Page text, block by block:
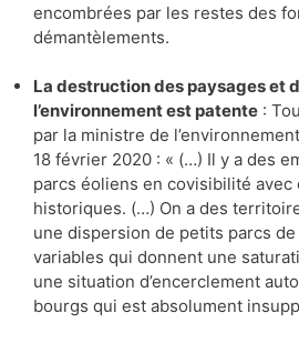
encombrées par les restes des
démantèlements.
La destruction des paysages et
l’environnement est patente :
par la ministre de
18 février 2020 : « (…) Il y a des
parcs éoliens en covisibilité avec
historiques. (…) On a des
une dispersion de petits parcs
variables qui donnent une
une situation d’encerclement
bourgs qui est absolument